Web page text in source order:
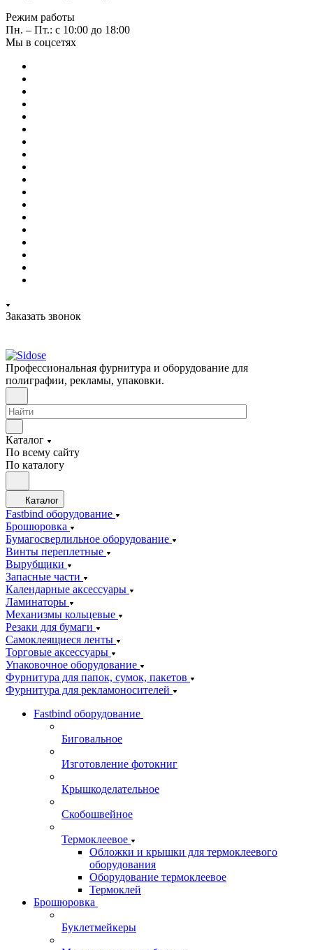
Режим работы
Пн. – Пт.: с 10:00 до 18:00
Мы в соцсетях
Заказать звонок
Профессиональная фурнитура и оборудование для
полиграфии, рекламы, упаковки.
Каталог
По всему сайту
По каталогу
Каталог
Fastbind оборудование
Брошюровка
Бумагосверлильное оборудование
Винты переплетные
Вырубщики
Запасные части
Календарные аксессуары
Ламинаторы
Механизмы кольцевые
Резаки для бумаги
Самоклеящиеся ленты
Торговые аксессуары
Упаковочное оборудование
Фурнитура для папок, сумок, пакетов
Фурнитура для рекламоносителей
Fastbind оборудование
Биговальное
Изготовление фотокниг
Крышкоделательное
Скобошвейное
Термоклеевое
Обложки и крышки для термоклеевого
оборудования
Оборудование термоклеевое
Термоклей
Брошюровка
Буклетмейкеры